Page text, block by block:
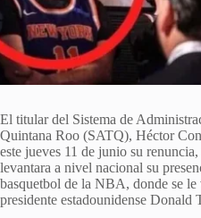
El titular del Sistema de
Quintana Roo (SATQ), Héctor
este jueves 11 de junio su
levantara a nivel nacional su
basquetbol de la NBA, donde se
presidente estadounidense Donald